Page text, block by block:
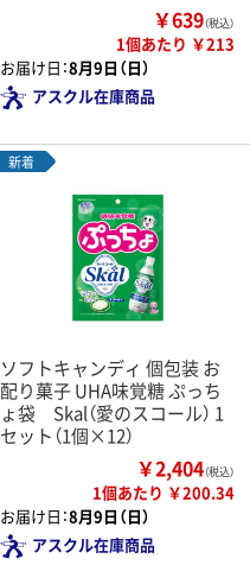
￥639（税込）
1個あたり ￥213
お届け日：8月9日（日）
アスクル在庫商品
新着
ソフトキャンディ 個包装 お
配り菓子 UHA味覚糖 ぷっち
ょ袋 Skal（愛のスコール） 1
セット（1個×12）
￥2,404（税込）
1個あたり ￥200.34
お届け日：8月9日（日）
アスクル在庫商品